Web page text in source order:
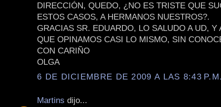
DIRECCIÓN, QUEDO, ¿NO ES TRISTE QUE
ESTOS CASOS, A HERMANOS NUESTROS?.
GRACIAS SR. EDUARDO, LO SALUDO A UD, Y
QUE OPINAMOS CASI LO MISMO, SIN
CON CARIÑO
OLGA
6 DE DICIEMBRE DE 2009 A LAS 8:43
Martins dijo...